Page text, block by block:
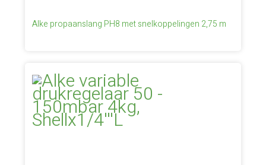
Alke propaanslang PH8 met snelkoppelingen 2,75 m